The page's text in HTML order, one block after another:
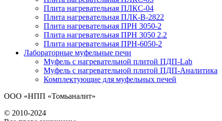
Плита нагревательная ПЛКС-04
Плита нагревательная ПЛК-В-2822
Плита нагревательная ПРН 3050-2
Плита нагревательная ПРН 3050 2.2
Плита нагревательная ПРН-6050-2
Лабораторные муфельные печи
Муфель с нагревательной плитой ПДП-Lab
Муфель с нагревательной плитой ПДП-Аналитика
Комплектующие для муфельных печей
ООО «НПП «Томьаналит»
© 2010-2024